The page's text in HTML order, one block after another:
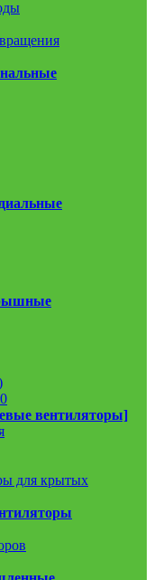
вентиляторы]
для крытых